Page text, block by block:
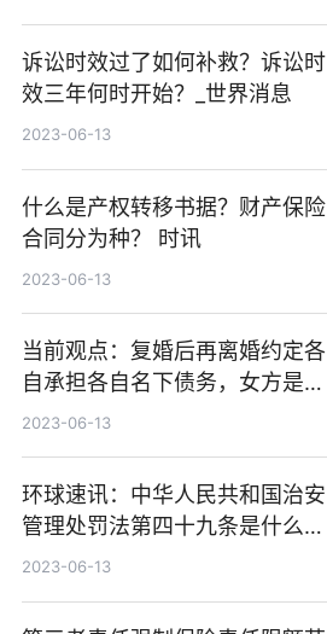
诉讼时效过了如何补救？诉讼时
效三年何时开始？_世界消息
2023-06-13
什么是产权转移书据？财产保险
合同分为种？ 时讯
2023-06-13
当前观点：复婚后再离婚约定各
自承担各自名下债务，女方是否
要归还首次离婚要承担的共同债
2023-06-13
环球速讯：中华人民共和国治安
管理处罚法第四十九条是什么？
故意损坏财物会被怎么处罚？
2023-06-13